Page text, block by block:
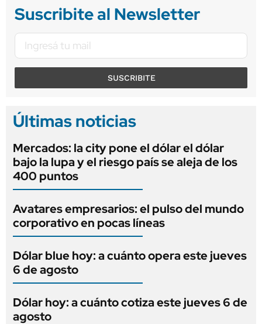
Suscribite al Newsletter
SUSCRIBITE
Últimas noticias
Mercados: la city pone el dólar el dólar
bajo la lupa y el riesgo país se aleja de los
400 puntos
Avatares empresarios: el pulso del mundo
corporativo en pocas líneas
Dólar blue hoy: a cuánto opera este jueves
6 de agosto
Dólar hoy: a cuánto cotiza este jueves 6 de
agosto